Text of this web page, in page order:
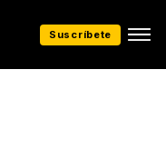
Suscríbete